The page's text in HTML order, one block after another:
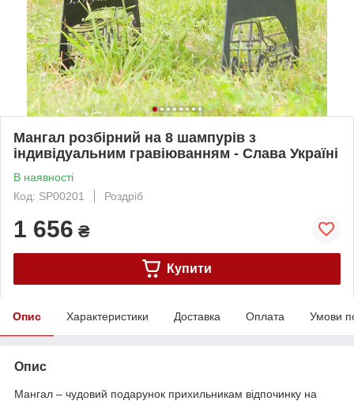
Мангал розбірний на 8 шампурів з
індивідуальним гравіюванням - Слава Україні
В наявності
Код: SP00201
Роздріб
1 656 ₴
Купити
Опис Характеристики Доставка Оплата Умови
Опис
Мангал – чудовий подарунок прихильникам відпочинку на